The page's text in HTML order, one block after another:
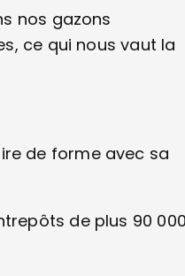
nos gazons
ce qui nous vaut la
de forme avec sa
de plus 90